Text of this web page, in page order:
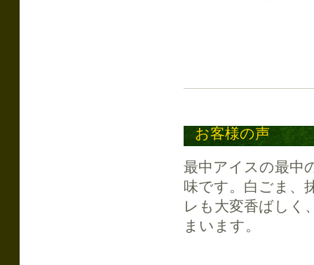
お客様の声
最中アイスの最中
味です。白ごま、
レも大変香ばしく
まいます。